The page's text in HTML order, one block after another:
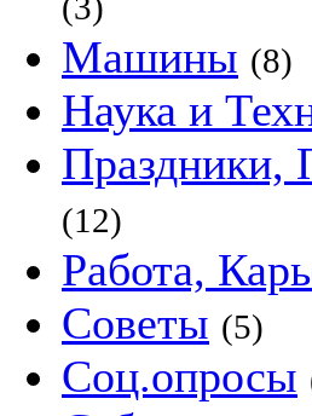
Машины (8)
Наука и
Праздники,
(12)
Работа,
Советы (5)
Соц.опросы